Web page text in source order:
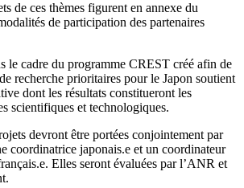
de ces thèmes figurent en annexe du
de participation des partenaires
le cadre du programme CREST créé afin de
recherche prioritaires pour le Japon soutient
dont les résultats constitueront les
scientifiques et technologiques.
devront être portées conjointement par
coordinatrice japonais.e et un coordinateur
Elles seront évaluées par l’ANR et